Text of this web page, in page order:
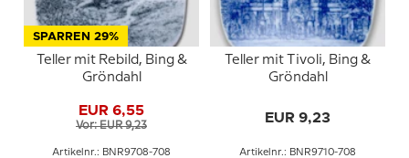
SPARREN 29%
Teller mit Rebild, Bing &
Gröndahl
EUR 6,55
Vor: EUR 9,23
Artikelnr.: BNR9708-708
Teller mit Tivoli, Bing &
Gröndahl
EUR 9,23
Artikelnr.: BNR9710-708